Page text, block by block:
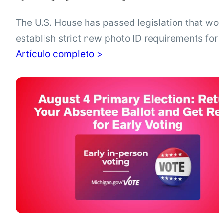
The U.S. House has passed legislation that
establish strict new photo ID requirements
elections, but the proposal is not currently law.
action alert to urge the Senate to reject
that would narrow accepted IDs and eliminate
Michigan’s current affidavit option for most…
Artículo completo >